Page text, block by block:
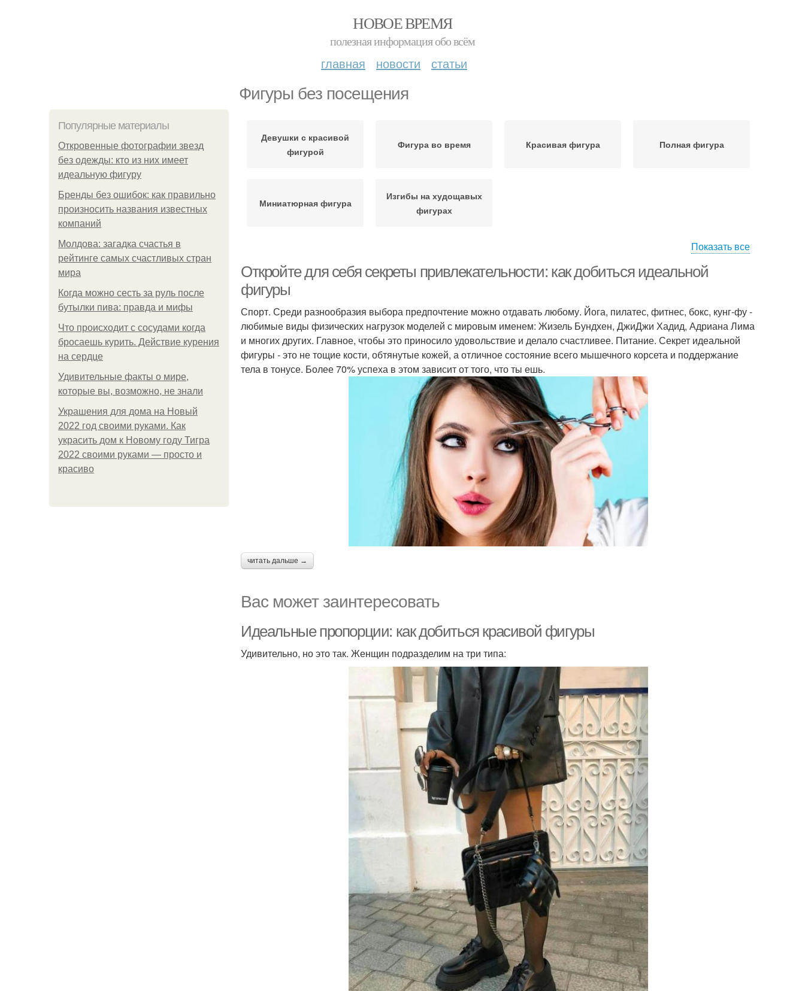
НОВОЕ ВРЕМЯ
полезная информация обо всём
главная новости статьи
Фигуры без посещения
Популярные материалы
Откровенные фотографии звезд
без одежды: кто из них имеет
идеальную фигуру
Бренды без ошибок: как правильно
произносить названия известных
компаний
Молдова: загадка счастья в
рейтинге самых счастливых стран
мира
Когда можно сесть за руль после
бутылки пива: правда и мифы
Что происходит с сосудами когда
бросаешь курить. Действие курения
на сердце
Удивительные факты о мире,
которые вы, возможно, не знали
Украшения для дома на Новый
2022 год своими руками. Как
украсить дом к Новому году Тигра
2022 своими руками — просто и
красиво
Девушки с красивой
фигурой
Фигура во время Красивая фигура Полная фигура
Миниатюрная фигура
Изгибы на худощавых
фигурах
Показать все
Откройте для себя секреты привлекательности: как добиться идеальной
фигуры
Спорт. Среди разнообразия выбора предпочтение можно отдавать любому. Йога, пилатес, фитнес, бокс, кунг-фу -
любимые виды физических нагрузок моделей с мировым именем: Жизель Бундхен, ДжиДжи Хадид, Адриана Лима
и многих других. Главное, чтобы это приносило удовольствие и делало счастливее. Питание. Секрет идеальной
фигуры - это не тощие кости, обтянутые кожей, а отличное состояние всего мышечного корсета и поддержание
тела в тонусе. Более 70% успеха в этом зависит от того, что ты ешь.
читать дальше →
Вас может заинтересовать
Идеальные пропорции: как добиться красивой фигуры
Удивительно, но это так. Женщин подразделим на три типа: